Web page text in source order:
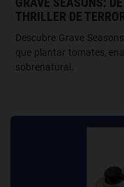
THRILLER DE
Descubre Grave
que plantar tomates,
sobrenatural.